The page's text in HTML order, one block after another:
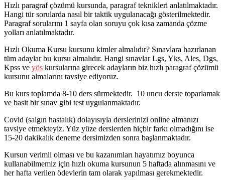
Hızlı paragraf çözümü kursunda, paragraf teknikleri anlatılmaktadır.
Hangi tür sorularda nasıl bir taktik uygulanacağı gösterilmektedir.
Paragraf sorularını 1 sayfa olan soruyu çok kısa zamanda çözme
yolları anlatılmaktadır.
Hızlı Okuma Kursu kursunu kimler almalıdır? Sınavlara hazırlanan
tüm adaylar bu kursu almalıdır. Hangi sınavlar Lgs, Yks, Ales, Dgs,
Kpss ve yös kursularına girecek adayların biz hızlı paragraf çözümü
kursunu almalarını tavsiye ediyoruz.
Bu kurs toplamda 8-10 ders sürmektedir. 10 uncu derste toparlamak
ve basit bir sınav gibi test uygulanmaktadır.
Covid (salgın hastalık) dolayısıyla derslerinizi online almanızı
tavsiye etmekteyiz. Yüz yüze derslerden hiçbir farkı olmadığını ise
15-20 dakikalık deneme dersimizden sonra başlanmaktadır.
Kursun verimli olması ve bu kazanımları hayatımız boyunca
kullanabilmemiz için hızlı okuma kursunun 5 haftada alınmasını ve
her hafta verilen ödevlerin tam olarak yapılması gerekmektedir.